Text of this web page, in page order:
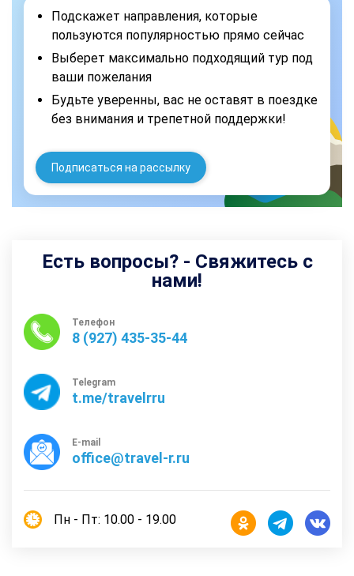
Подскажет направления, которые
пользуются популярностью прямо сейчас
Выберет максимально подходящий тур под
ваши пожелания
Будьте уверенны, вас не оставят в поездке
без внимания и трепетной поддержки!
Подписаться на рассылку
Есть вопросы? - Свяжитесь с
нами!
Телефон
8 (927) 435-35-44
Telegram
t.me/travelrru
E-mail
office@travel-r.ru
Пн - Пт: 10.00 - 19.00